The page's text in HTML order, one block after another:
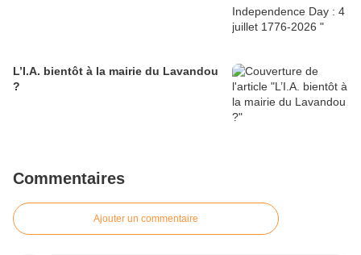
L’I.A. bientôt à la mairie du Lavandou
?
Commentaires
Ajouter un commentaire